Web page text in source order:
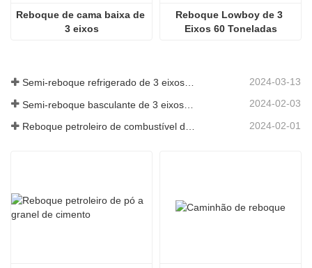
Reboque de cama baixa de
3 eixos
Reboque Lowboy de 3
Eixos 60 Toneladas
Semi-reboque refrigerado de 3 eixos para a Argélia 2024-03-13
2024-02-03
2024-02-01